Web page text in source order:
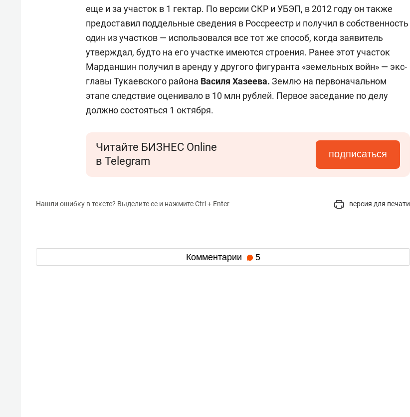
еще и за участок в 1 гектар. По версии СКР и УБЭП, в 2012 году он также
предоставил поддельные сведения в Россреестр и получил в собственность
один из участков — использовался все тот же способ, когда заявитель
утверждал, будто на его участке имеются строения. Ранее этот участок
Марданшин получил в аренду у другого фигуранта «земельных войн» — экс-
главы Тукаевского района Василя Хазеева. Землю на первоначальном
этапе следствие оценивало в 10 млн рублей. Первое заседание по делу
должно состояться 1 октября.
Читайте БИЗНЕС Online
в Telegram
подписаться
Нашли ошибку в тексте? Выделите ее и нажмите Ctrl + Enter версия для печати
Комментарии 5